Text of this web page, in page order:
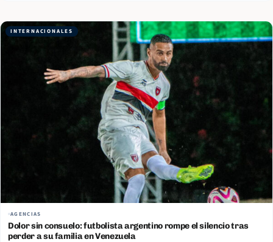
INTERNACIONALES
AGENCIAS
Dolor sin consuelo: futbolista argentino rompe el silencio tras
perder a su familia en Venezuela